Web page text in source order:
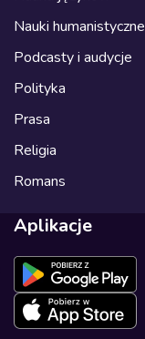
Nauki humanistyczne
Podcasty i audycje
Polityka
Prasa
Religia
Romans
Aplikacje